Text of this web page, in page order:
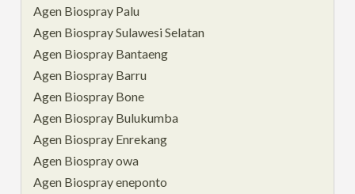
Agen Biospray Palu
Agen Biospray Sulawesi Selatan
Agen Biospray Bantaeng
Agen Biospray Barru
Agen Biospray Bone
Agen Biospray Bulukumba
Agen Biospray Enrekang
Agen Biospray owa
Agen Biospray eneponto